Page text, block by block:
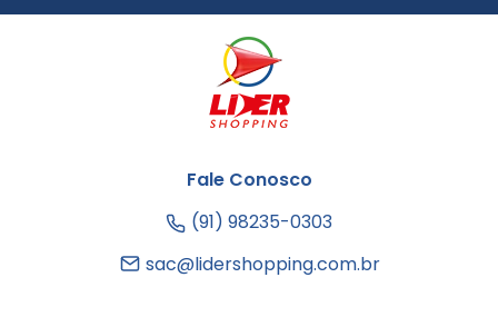
Fale Conosco
(91) 98235-0303
sac@lidershopping.com.br